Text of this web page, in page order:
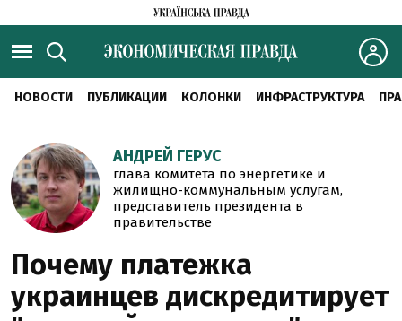
НОВОСТИ ПУБЛИКАЦИИ КОЛОНКИ ИНФРАСТРУКТУРА
АНДРЕЙ ГЕРУС
глава комитета по энергетике и
жилищно-коммунальным услугам,
представитель президента в
правительстве
Почему платежка
украинцев дискредитирует